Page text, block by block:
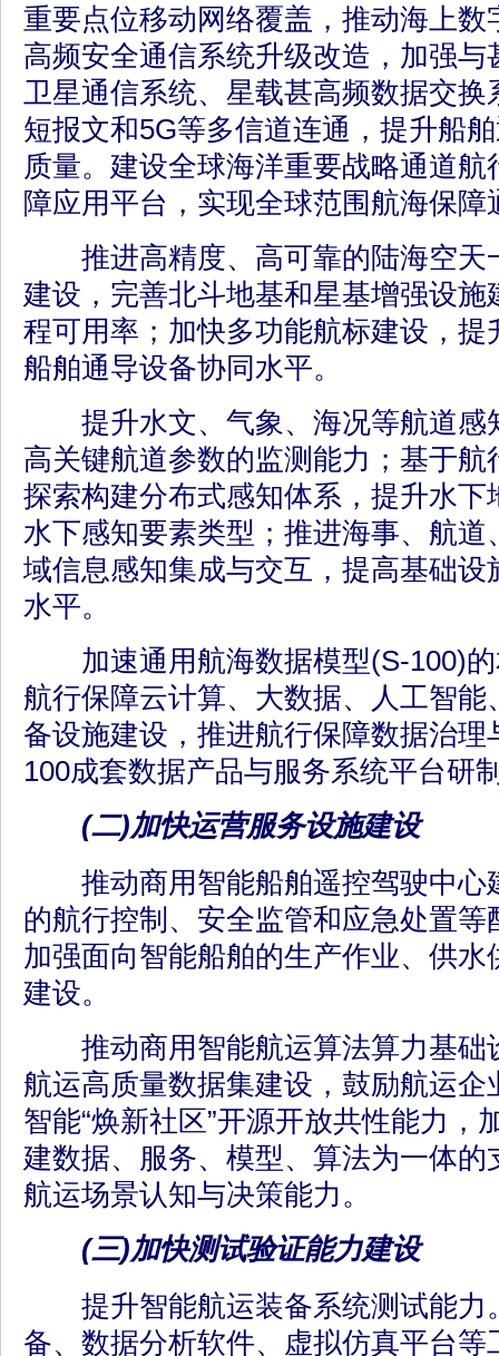
重要点位移动网络覆盖，推动海上数
高频安全通信系统升级改造，加强与
卫星通信系统、星载甚高频数据交换
短报文和5G等多信道连通，提升船
质量。建设全球海洋重要战略通道
障应用平台，实现全球范围航海保障
推进高精度、高可靠的陆海空天
建设，完善北斗地基和星基增强设
程可用率；加快多功能航标建设，提
船舶通导设备协同水平。
提升水文、气象、海况等航道感
高关键航道参数的监测能力；基于
探索构建分布式感知体系，提升水下
水下感知要素类型；推进海事、航道
域信息感知集成与交互，提高基础设
水平。
加速通用航海数据模型(S-100)的
航行保障云计算、大数据、人工智
备设施建设，推进航行保障数据治
100成套数据产品与服务系统平台研
(二)加快运营服务设施建设
推动商用智能船舶遥控驾驶中心
的航行控制、安全监管和应急处置
加强面向智能船舶的生产作业、供
建设。
推动商用智能航运算法算力基础
航运高质量数据集建设，鼓励航运
智能“焕新社区”开源开放共性能力，
建数据、服务、模型、算法为一体
航运场景认知与决策能力。
(三)加快测试验证能力建设
提升智能航运装备系统测试能力
备、数据分析软件、虚拟仿真平台